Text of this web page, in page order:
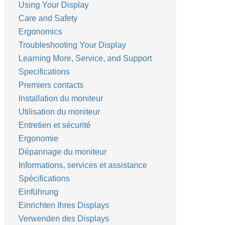
Using Your Display
Care and Safety
Ergonomics
Troubleshooting Your Display
Learning More, Service, and Support
Specifications
Premiers contacts
Installation du moniteur
Utilisation du moniteur
Entretien et sécurité
Ergonomie
Dépannage du moniteur
Informations, services et assistance
Spécifications
Einführung
Einrichten Ihres Displays
Verwenden des Displays